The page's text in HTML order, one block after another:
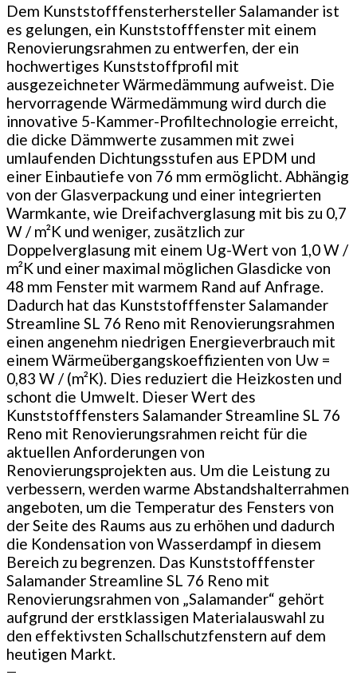
Dem Kunststofffensterhersteller Salamander ist
es gelungen, ein Kunststofffenster mit einem
Renovierungsrahmen zu entwerfen, der ein
hochwertiges Kunststoffprofil mit
ausgezeichneter Wärmedämmung aufweist. Die
hervorragende Wärmedämmung wird durch die
innovative 5-Kammer-Profiltechnologie erreicht,
die dicke Dämmwerte zusammen mit zwei
umlaufenden Dichtungsstufen aus EPDM und
einer Einbautiefe von 76 mm ermöglicht. Abhängig
von der Glasverpackung und einer integrierten
Warmkante, wie Dreifachverglasung mit bis zu 0,7
W / m²K und weniger, zusätzlich zur
Doppelverglasung mit einem Ug-Wert von 1,0 W /
m²K und einer maximal möglichen Glasdicke von
48 mm Fenster mit warmem Rand auf Anfrage.
Dadurch hat das Kunststofffenster Salamander
Streamline SL 76 Reno mit Renovierungsrahmen
einen angenehm niedrigen Energieverbrauch mit
einem Wärmeübergangskoeffizienten von Uw =
0,83 W / (m²K). Dies reduziert die Heizkosten und
schont die Umwelt. Dieser Wert des
Kunststofffensters Salamander Streamline SL 76
Reno mit Renovierungsrahmen reicht für die
aktuellen Anforderungen von
Renovierungsprojekten aus. Um die Leistung zu
verbessern, werden warme Abstandshalterrahmen
angeboten, um die Temperatur des Fensters von
der Seite des Raums aus zu erhöhen und dadurch
die Kondensation von Wasserdampf in diesem
Bereich zu begrenzen. Das Kunststofffenster
Salamander Streamline SL 76 Reno mit
Renovierungsrahmen von „Salamander“ gehört
aufgrund der erstklassigen Materialauswahl zu
den effektivsten Schallschutzfenstern auf dem
heutigen Markt.
—